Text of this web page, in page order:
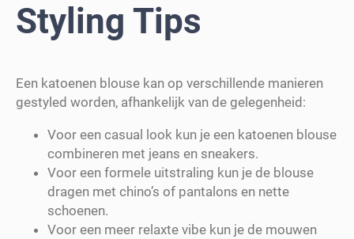
Styling Tips
Een katoenen blouse kan op verschillende manieren
gestyled worden, afhankelijk van de gelegenheid:
Voor een casual look kun je een katoenen blouse
combineren met jeans en sneakers.
Voor een formele uitstraling kun je de blouse
dragen met chino’s of pantalons en nette
schoenen.
Voor een meer relaxte vibe kun je de mouwen